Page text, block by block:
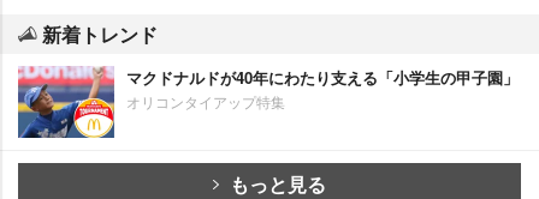
新着トレンド
マクドナルドが40年にわたり支える「小学生の甲子園」
オリコンタイアップ特集
もっと見る